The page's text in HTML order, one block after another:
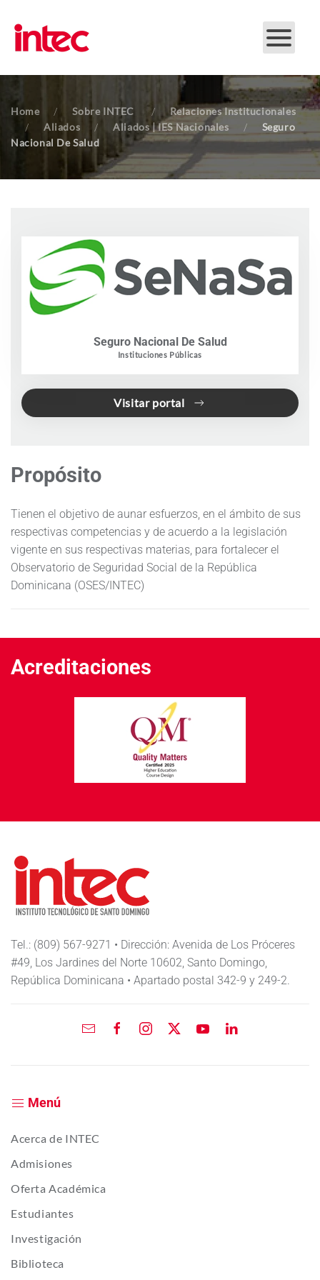
Skip to main content
Home Sobre INTEC
Relaciones Institucionales
Aliados
Aliados | IES Nacionales
Seguro
Nacional De Salud
Seguro Nacional De Salud
Instituciones Públicas
Visitar portal
Propósito
Tienen el objetivo de aunar esfuerzos, en el ámbito de sus
respectivas competencias y de acuerdo a la legislación
vigente en sus respectivas materias, para fortalecer el
Observatorio de Seguridad Social de la República
Dominicana (OSES/INTEC)
Acreditaciones
Tel.: (809) 567-9271 • Dirección: Avenida de Los Próceres
#49, Los Jardines del Norte 10602, Santo Domingo,
República Dominicana • Apartado postal 342-9 y 249-2.
Menú
Acerca de INTEC
Admisiones
Oferta Académica
Estudiantes
Investigación
Biblioteca